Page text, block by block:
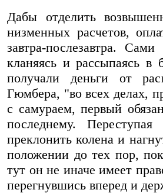
Дабы отделить
низменных расчетов,
завтра-послезавтра.
кланяясь и рассыпаясь в
получали деньги от
Гюмбера, "во всех делах,
с самураем, первый
последнему.
преклонить колена и
положении до тех пор,
тут он не иначе имеет
перегнувшись вперед и